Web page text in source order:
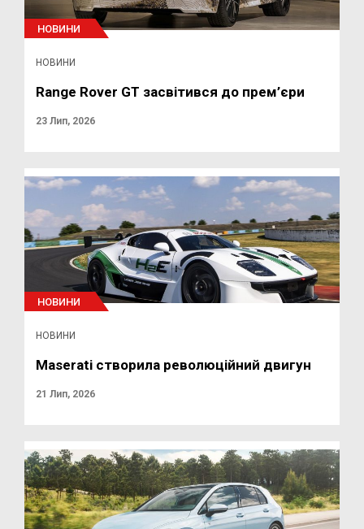
НОВИНИ
НОВИНИ
Range Rover GT засвітився до прем’єри
23 Лип, 2026
НОВИНИ
НОВИНИ
Maserati створила революційний двигун
21 Лип, 2026